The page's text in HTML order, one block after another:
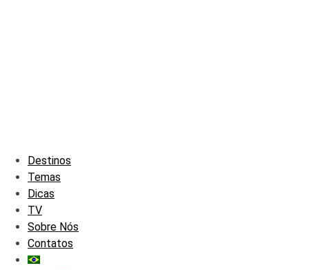
Destinos
Temas
Dicas
TV
Sobre Nós
Contatos